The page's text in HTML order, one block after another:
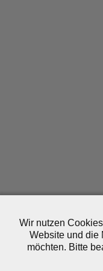
Wir nutzen
Website und die
möchten. Bitte